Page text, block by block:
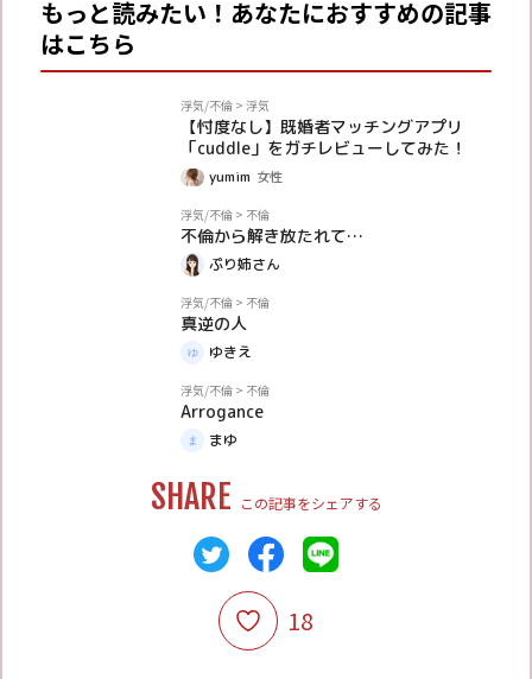
もっと読みたい！あなたにおすすめの記事
はこちら
浮気/不倫 > 浮気
【忖度なし】既婚者マッチングアプリ
「cuddle」をガチレビューしてみた！
yumim 女性
浮気/不倫 > 不倫
不倫から解き放たれて…
ぷり姉さん
浮気/不倫 > 不倫
真逆の人
ゆきえ
浮気/不倫 > 不倫
Arrogance
まゆ
SHARE この記事をシェアする
18